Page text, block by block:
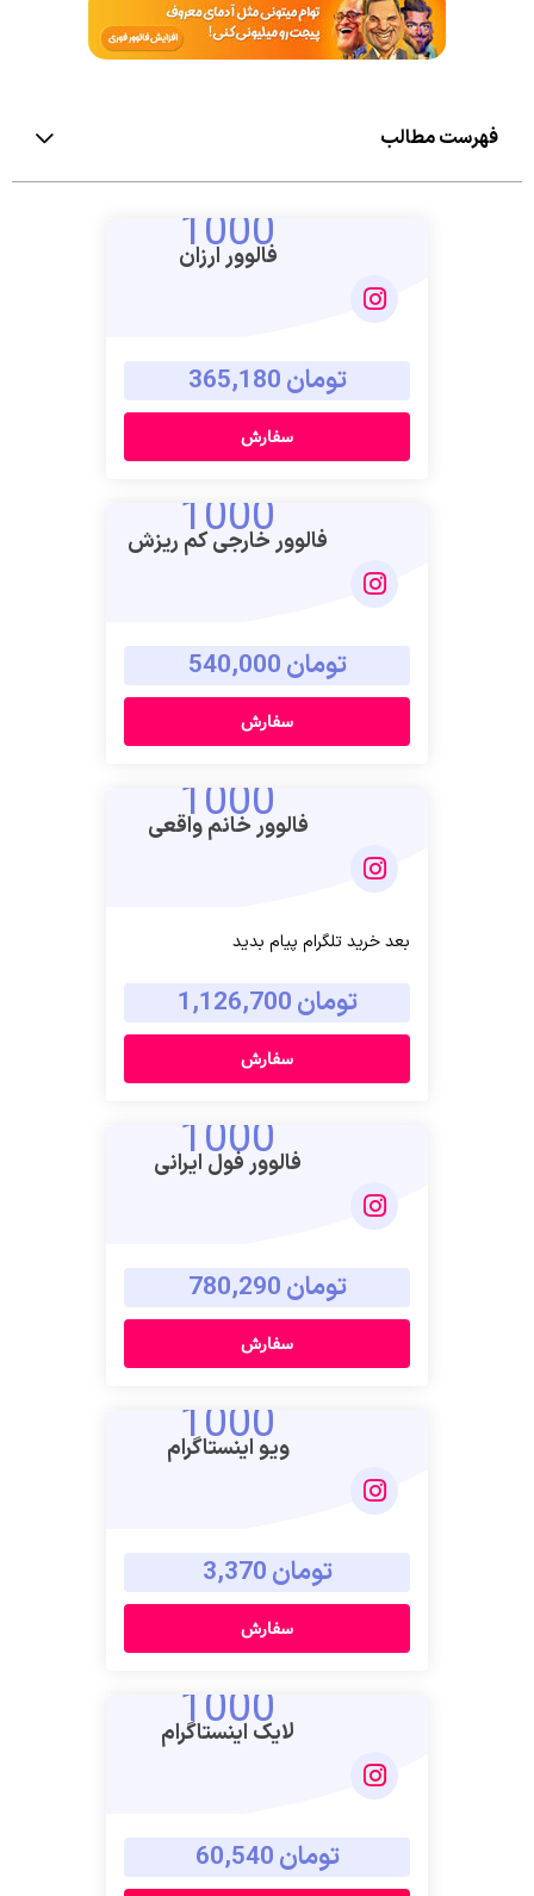
فهرست مطالب
1000
فالوور ارزان
تومان 365,180
سفارش
1000
فالوور خارجی کم ریزش
تومان 540,000
سفارش
1000
فالوور خانم واقعی
بعد خرید تلگرام پیام بدید
تومان 1,126,700
سفارش
1000
فالوور فول ایرانی
تومان 780,290
سفارش
1000
ویو اینستاگرام
تومان 3,370
سفارش
1000
لایک اینستاگرام
تومان 60,540